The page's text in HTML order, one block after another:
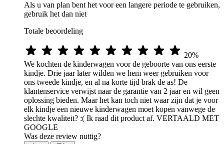
Als u van plan bent het voor een langere periode te gebruiken,
gebruik het dan niet
Totale beoordeling
20%
We kochten de kinderwagen voor de geboorte van ons eerste
kindje. Drie jaar later wilden we hem weer gebruiken voor
ons tweede kindje, en al na korte tijd brak de as! De
klantenservice verwijst naar de garantie van 2 jaar en wil geen
oplossing bieden. Maar het kan toch niet waar zijn dat je voor
elk kindje een nieuwe kinderwagen moet kopen vanwege de
slechte kwaliteit? :( Ik raad dit product af. VERTAALD MET
GOOGLE
Was deze review nuttig?